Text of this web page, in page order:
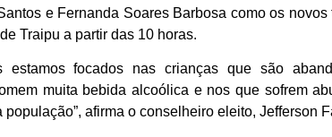
e Fernanda Soares Barbosa como os
Traipu a partir das 10 horas.
estamos focados nas crianças que são
muita bebida alcoólica e nos que sofrem
população”, afirma o conselheiro eleito, Jefferson